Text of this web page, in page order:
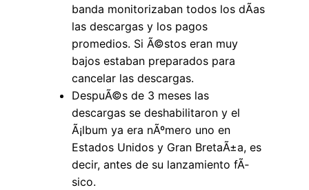
banda monitorizaban todos los dÃ­as
las descargas y los pagos
promedios. Si Ã©stos eran muy
bajos estaban preparados para
cancelar las descargas.
DespuÃ©s de 3 meses las
descargas se deshabilitaron y el
Ã¡lbum ya era nÃºmero uno en
Estados Unidos y Gran BretaÃ±a, es
decir, antes de su lanzamiento fÃ­
sico.